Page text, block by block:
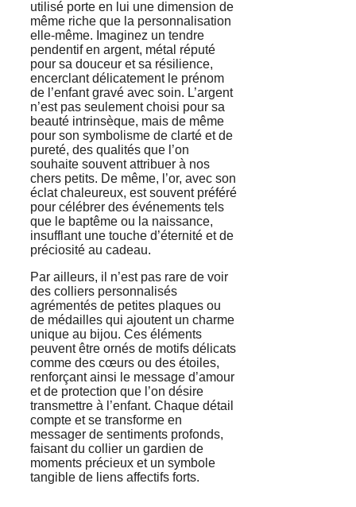
utilisé porte en lui une dimension de
même riche que la personnalisation
elle-même. Imaginez un tendre
pendentif en argent, métal réputé
pour sa douceur et sa résilience,
encerclant délicatement le prénom
de l’enfant gravé avec soin. L’argent
n’est pas seulement choisi pour sa
beauté intrinsèque, mais de même
pour son symbolisme de clarté et de
pureté, des qualités que l’on
souhaite souvent attribuer à nos
chers petits. De même, l’or, avec son
éclat chaleureux, est souvent préféré
pour célébrer des événements tels
que le baptême ou la naissance,
insufflant une touche d’éternité et de
préciosité au cadeau.
Par ailleurs, il n’est pas rare de voir
des colliers personnalisés
agrémentés de petites plaques ou
de médailles qui ajoutent un charme
unique au bijou. Ces éléments
peuvent être ornés de motifs délicats
comme des cœurs ou des étoiles,
renforçant ainsi le message d’amour
et de protection que l’on désire
transmettre à l’enfant. Chaque détail
compte et se transforme en
messager de sentiments profonds,
faisant du collier un gardien de
moments précieux et un symbole
tangible de liens affectifs forts.